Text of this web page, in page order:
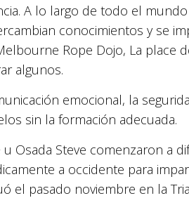
A lo largo de todo el
conocimientos y se
Rope Dojo, La place
algunos.
emocional, la
sin la formación adecuada.
Steve comenzaron a
a occidente para
el pasado noviembre en la